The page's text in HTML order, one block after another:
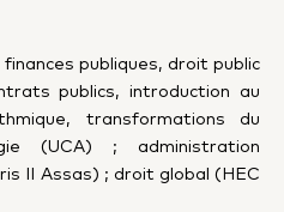
publiques, droit public
publics, introduction au
transformations du
(UCA) ; administration
II Assas) ; droit global (HEC